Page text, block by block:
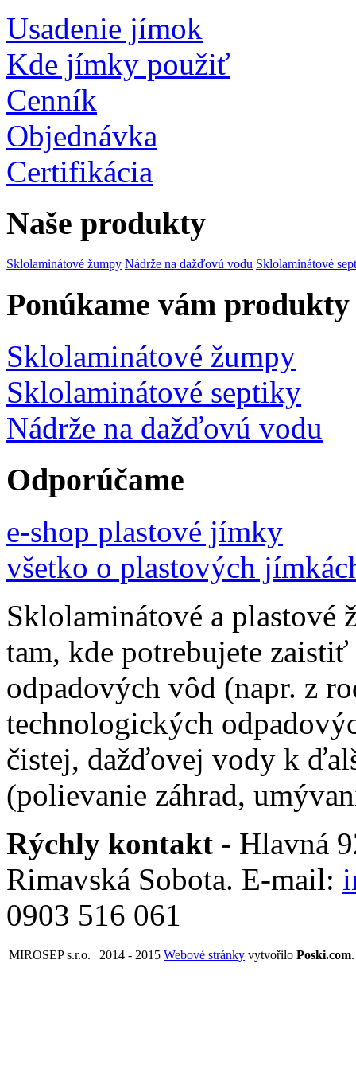
Usadenie jímok
Kde jímky použiť
Cenník
Objednávka
Certifikácia
Naše produkty
Sklolaminátové žumpy Nádrže na dažďovú vodu Sklolaminátové
Ponúkame vám produkty
Sklolaminátové žumpy
Sklolaminátové septiky
Nádrže na dažďovú vodu
Odporúčame
e-shop plastové jímky
všetko o plastových
Sklolaminátové a plastové
tam, kde potrebujete
odpadových vôd (napr. z
technologických
čistej, dažďovej vody k
(polievanie záhrad,
Rýchly kontakt - Hlavná
Rimavská Sobota. E-mail:
0903 516 061
MIROSEP s.r.o. | 2014 - 2015 Webové stránky vytvořilo Poski.com